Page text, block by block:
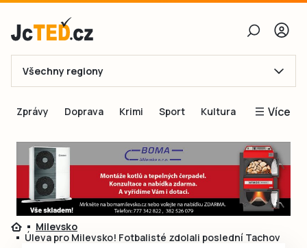
E-mail
Obnovit heslo
Přihlásit se
Všechny regiony
Zprávy Doprava Krimi Sport Kultura Více
Blogy
Inspirace
Čtenáři píší
Speciální přílohy
Milevsko
Úleva pro Milevsko! Fotbalisté zdolali poslední Tachov